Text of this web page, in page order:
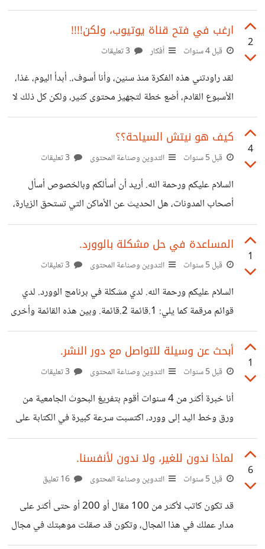
المغرب. رابط القناة؛
https://youtube.com/channel/UC0-
1X3gIUHCu_3JpaYW-D7w
سياحية، ونحتاج أراءكم، ونصائحكم لتطويره. وشكرا مقدما؛
https://youtu.be/31WBCtIWCIY
2
ارغب في فتح قناة يوتيوب، ولكن!!!!
قبل 4 سنوات أفكار
لقد راودتني هذه الفكرة منذ سنين، وأنا أسوف،. أبدأ اليوم، غذا،
الأسبوع القادم، أضع خطة لتجهيز محتوى كثير، ولكن كل ذلك لا
يتم تنفيذه على أرض الواقع. أعرف قناة وأتابعها، وأود أن تصير
لي قناة مشابهة، لأني أملك صوتا يمكنني من عمل قناة علمية
ثقافية، وأنشر فيها مواضيع شيقة. أكتب مقالات على مواقع
لكتابة نصوص أقدمها بصوتي، وأنا معلق صوتي كذلك. ولي
حاسوب مميز تشتغل عليه كل البرامج
4
كيف هو نيتش السياحة؟؟
قبل 5 سنوات التدوين وصناعة المحتوى
السلام عليكم ورحمة الله. أريد أن أسألكم وبالخصوص أسأل
أصحاب المدونات، هل الحديث عن الأماكن التي تستحق الزيارة،
كالاماكن التاريخية، في كل دولة، أو الأماكن السياحية يعتبر
نيتش مميز، يمكن العمل عليه!؟
1
المساعدة في حل مشكلة بالوورد.
قبل 5 سنوات التدوين وصناعة المحتوى
السلام عليكم ورحمة الله. لدي مشكلة في برنامج الوورد. لدي
قوائم مرقمة كما يلي: 1.قائمة 2.قائمة. وبين هذه القائمة وأخرى
كلام ثم تبدأ قائمة أهرى كما يلي؛ 1.قائمة 2 2. قائمة 2. المشكلة
أن القائمتين ليستا في نفس الخط عموديا واحدة داخلة والأخرى
خارجة أريد أن أجعلها في نفس المستوى وأتحكم في مستوى
1
أبحث عن وسيلة للتواصل مع دور النشر.
قبل 5 سنوات التدوين وصناعة المحتوى
أنا خبرة أكثر من 4 سنوات أقوم بتفريغ البحوث الجامعية من
ورق وخط اليد إلى وورد، اكتسبت سرعة كبيرة في الكتابة على
لوحة المفاتيح، وسمعت مؤخرا عن وجود دور نشر تحتاج
مفرغين، يمكن التواصل معهم، هل من له دراية بالموضوع ويمكنه
مساعدتي.!؟
6
لماذا ندون للغير، ولا ندون لأنفسنا.
قبل 5 سنوات التدوين وصناعة المحتوى
قد تكون كاتب لأكثر من 100 مقال أو 200 أو حتى أكثر على
مدار عملك في هذا المجال، وتكون قد صقلت موهبتك في مجال
التدوين، وكذلك تعبت كثيرا من أجل تعلم السيو حتى يرض